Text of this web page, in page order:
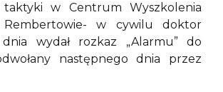
taktyki w Centrum Wyszkolenia
w cywilu doktor
wydał rozkaz „Alarmu” do
następnego dnia przez